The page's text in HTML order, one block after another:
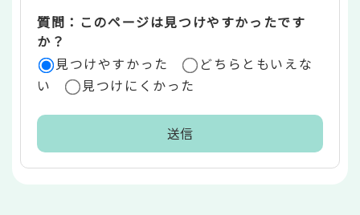
質問：このページは見つけやすかったです
か？
見つけやすかった
どちらともいえな
い
見つけにくかった